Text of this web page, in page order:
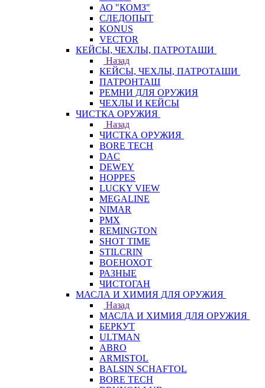
АО "КОМЗ"
СЛЕДОПЫТ
KONUS
VECTOR
КЕЙСЫ, ЧЕХЛЫ, ПАТРОТАШИ
Назад
КЕЙСЫ, ЧЕХЛЫ, ПАТРОТАШИ
ПАТРОНТАШ
РЕМНИ ДЛЯ ОРУЖИЯ
ЧЕХЛЫ И КЕЙСЫ
ЧИСТКА ОРУЖИЯ
Назад
ЧИСТКА ОРУЖИЯ
BORE TECH
DAC
DEWEY
HOPPES
LUCKY VIEW
MEGALINE
NIMAR
PMX
REMINGTON
SHOT TIME
STILCRIN
ВОЕНОХОТ
РАЗНЫЕ
ЧИСТОГАН
МАСЛА И ХИМИЯ ДЛЯ ОРУЖИЯ
Назад
МАСЛА И ХИМИЯ ДЛЯ ОРУЖИЯ
БЕРКУТ
ULTMAN
ABRO
ARMISTOL
BALSIN SCHAFTOL
BORE TECH